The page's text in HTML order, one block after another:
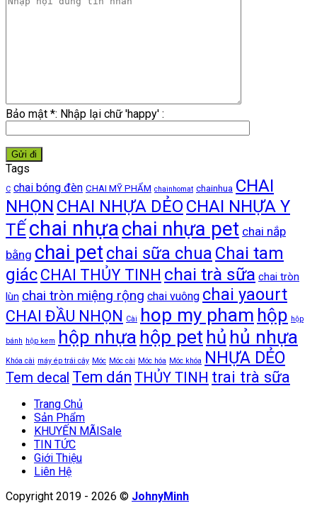
Bảo mật *: Nhập lại chữ 'happy' :
Tags
C chai bóng đèn CHAI MỸ PHẨM chainhomat chainhua CHAI
NHỌN CHAI NHỰA DẺO CHAI NHỰA Y
TẾ chai nhựachai nhựa pet chai nắp
bằng chai pet chai sữa chua Chai tam
giác CHAI THỦY TINH chai trà sữa chai tròn
lùn chai tròn miệng rộng chai vuông chai yaourt
CHAI ĐẦU NHỌN Cài hop my pham hộp hộp
bánh hộp kem hộp nhựa hộp pet hủ hủ nhựa
Khóa cài máy ép trái cây Móc Móc cài Móc hóa Móc khóa NHỰA DẺO
Tem decal Tem dán THỦY TINH trai trà sữa
Trang Chủ
Sản Phẩm
KHUYẾN MÃI
TIN TỨC
Giới Thiệu
Liên Hệ
Copyright 2019 - 2026 © JohnyMinh